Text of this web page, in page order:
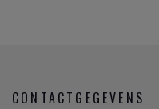
CONTACTGEGEVENS